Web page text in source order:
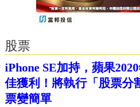
股票
iPhone SE加持，蘋果
佳獲利！將執行「股票分
票變簡單